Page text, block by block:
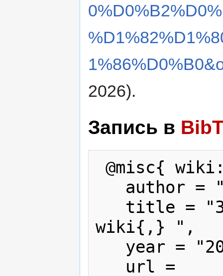
2026).
Запись в
wiki{,} ",